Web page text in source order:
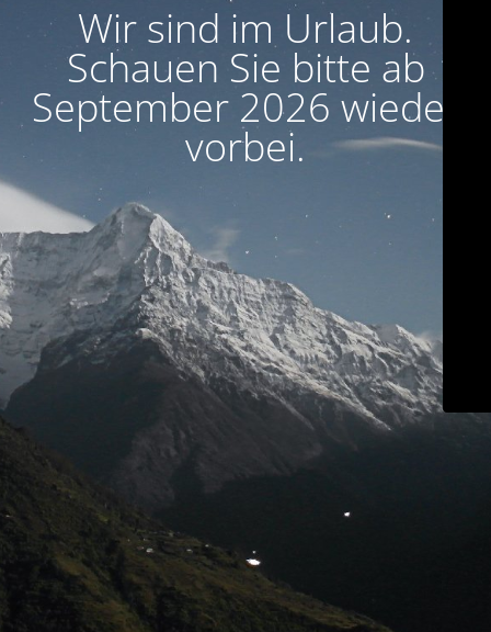
Wir sind im Urlaub.
Schauen Sie bitte ab
September 2026 wieder
vorbei.